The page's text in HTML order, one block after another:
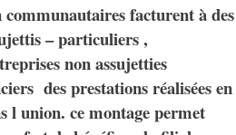
facturent à des
– particuliers ,
non assujetties
des prestations réalisées en
l union. ce montage permet